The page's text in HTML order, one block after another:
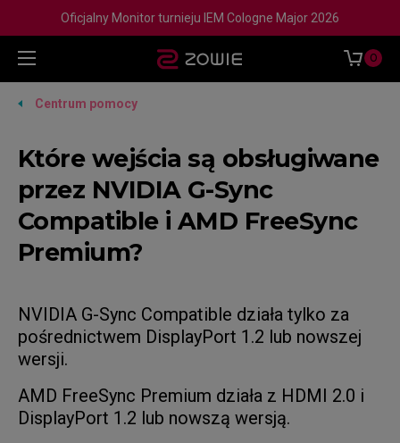
Oficjalny Monitor turnieju IEM Cologne Major 2026
0
Centrum pomocy
Które wejścia są obsługiwane
przez NVIDIA G-Sync
Compatible i AMD FreeSync
Premium?
NVIDIA G-Sync Compatible działa tylko za
pośrednictwem DisplayPort 1.2 lub nowszej
wersji.
AMD FreeSync Premium działa z HDMI 2.0 i
DisplayPort 1.2 lub nowszą wersją.